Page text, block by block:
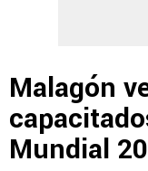
Malagón
Mundial